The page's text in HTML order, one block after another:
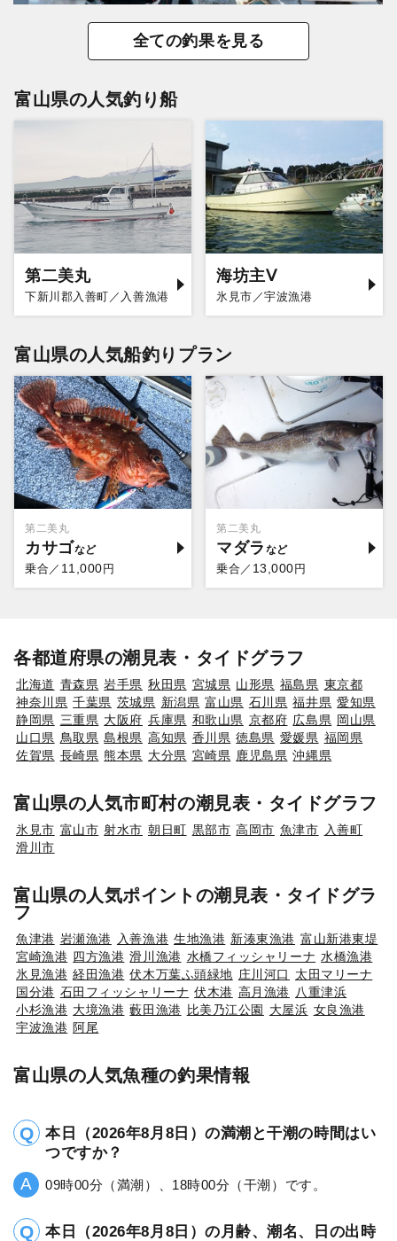
全ての釣果を見る
富山県の人気釣り船
第二美丸
下新川郡入善町／入善漁港
海坊主Ⅴ
氷見市／宇波漁港
富山県の人気船釣りプラン
第二美丸
カサゴ
乗合／ 11,000円
第二美丸
マダラ
乗合／ 13,000円
各都道府県の潮見表・タイドグラフ
北海道 青森県 岩手県 秋田県 宮城県 山形県 福島県 東京都
神奈川県 千葉県 茨城県 新潟県 富山県 石川県 福井県 愛知県
静岡県 三重県 大阪府 兵庫県 和歌山県 京都府 広島県 岡山県
山口県 鳥取県 島根県 高知県 香川県 徳島県 愛媛県 福岡県
佐賀県 長崎県 熊本県 大分県 宮崎県 鹿児島県 沖縄県
富山県の人気市町村の潮見表・タイドグラフ
氷見市 富山市 射水市 朝日町 黒部市 高岡市 魚津市
入善町
滑川市
富山県の人気ポイントの潮見表・タイドグラ
フ
魚津港 岩瀬漁港 入善漁港 生地漁港 新湊東漁港 富山新港東堤
宮崎漁港 四方漁港 滑川漁港 水橋フィッシャリーナ 水橋漁港
氷見漁港 経田漁港 伏木万葉ふ頭緑地 庄川河口
太田マリーナ
国分港 石田フィッシャリーナ 伏木港 高月漁港 八重津浜
小杉漁港 大境漁港 藪田漁港 比美乃江公園 大屋浜 女良漁港
宇波漁港 阿尾
富山県の人気魚種の釣果情報
本日（2026年8月8日）の満潮と干潮の時間はい
つですか？
09時00分（満潮）、18時00分（干潮）です。
本日（2026年8月8日）の月齢、潮名、日の出時